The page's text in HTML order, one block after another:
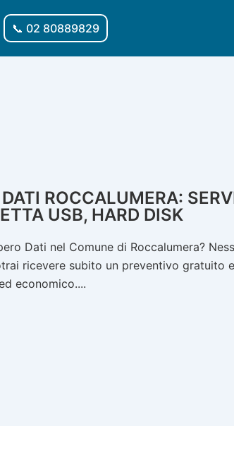
📞 02 80889829
ROCCALUMERA:
USB, HARD DISK
Dati nel Comune di Roccalumera?
ricevere subito un preventivo gratuito
economico....